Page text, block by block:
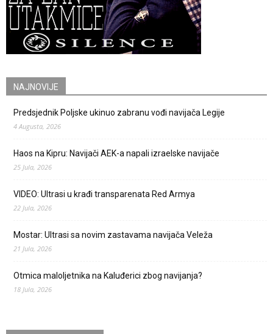
NAJNOVIJE
Predsjednik Poljske ukinuo zabranu vođi navijača Legije
4 Augusta, 2026
Haos na Kipru: Navijači AEK-a napali izraelske navijače
25 Jula, 2026
VIDEO: Ultrasi u krađi transparenata Red Armya
22 Jula, 2026
Mostar: Ultrasi sa novim zastavama navijača Veleža
21 Jula, 2026
Otmica maloljetnika na Kaluđerici zbog navijanja?
18 Jula, 2026